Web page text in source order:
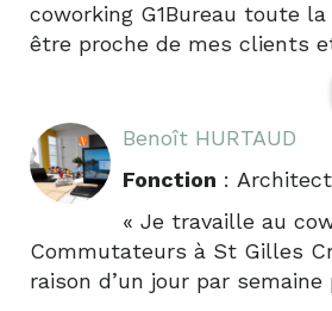
coworking G1Bureau toute
être proche de mes clients
Benoît HURTAUD
Fonction :
« Je travaille au
Commutateurs à St Gilles
raison d’un jour par semaine